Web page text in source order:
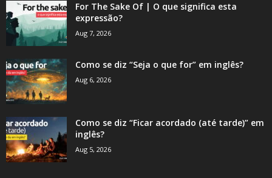
For The Sake Of | O que significa esta
expressão?
Aug 7, 2026
Como se diz “Seja o que for” em inglês?
Aug 6, 2026
Como se diz “Ficar acordado (até tarde)” em
inglês?
Aug 5, 2026